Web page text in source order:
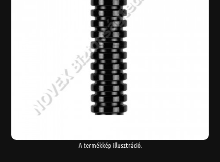
A termékkép illusztráció.